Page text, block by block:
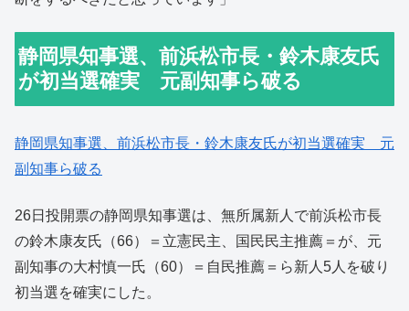
静岡県知事選、前浜松市長・鈴木康友氏
が初当選確実 元副知事ら破る
静岡県知事選、前浜松市長・鈴木康友氏が初当選確実 元
副知事ら破る
26日投開票の静岡県知事選は、無所属新人で前浜松市長
の鈴木康友氏（66）＝立憲民主、国民民主推薦＝が、元
副知事の大村慎一氏（60）＝自民推薦＝ら新人5人を破り
初当選を確実にした。